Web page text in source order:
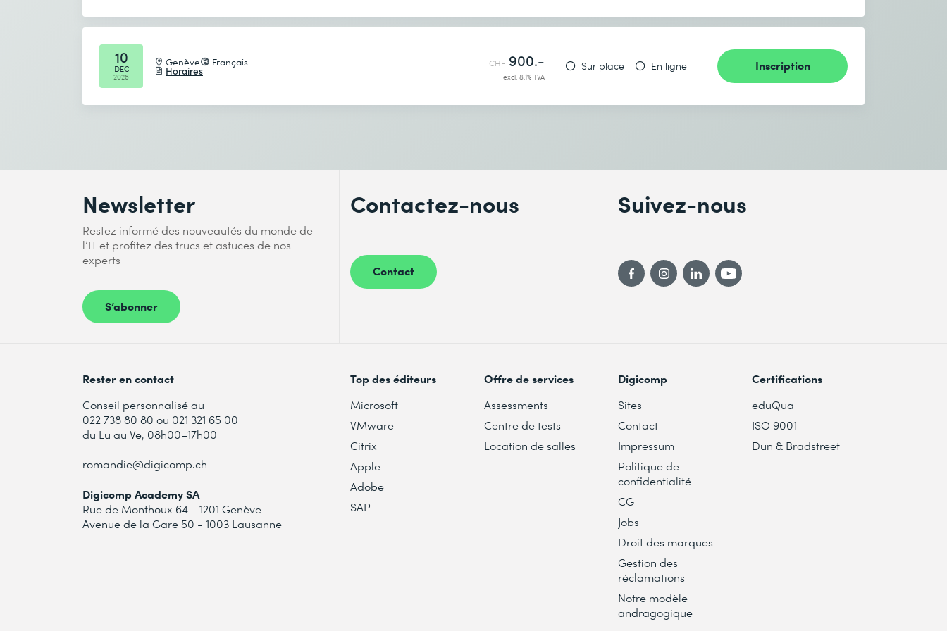
Observabilité et surveillance
Interopérabilité de l’agent
8. Résumé et conclusion de la formation
* Champs obligatoires
10
DEC
2026
Genève Français
Horaires
CHF 900.-
excl. 8.1% TVA
Sur place En ligne Inscription
Newsletter
Restez informé des nouveautés du monde de
l’IT et profitez des trucs et astuces de nos
experts
S’abonner
Contactez-nous
Contact
Suivez-nous
Rester en contact
Conseil personnalisé au
022 738 80 80 ou 021 321 65 00
du Lu au Ve, 08h00–17h00
romandie@digicomp.ch
Digicomp Academy SA
Rue de Monthoux 64 - 1201 Genève
Avenue de la Gare 50 - 1003 Lausanne
Top des éditeurs
Microsoft
VMware
Citrix
Apple
Adobe
SAP
Offre de services
Assessments
Centre de tests
Location de salles
Digicomp
Sites
Contact
Impressum
Politique de
confidentialité
CG
Jobs
Droit des marques
Gestion des
réclamations
Notre modèle
andragogique
Certifications
eduQua
ISO 9001
Dun & Bradstreet